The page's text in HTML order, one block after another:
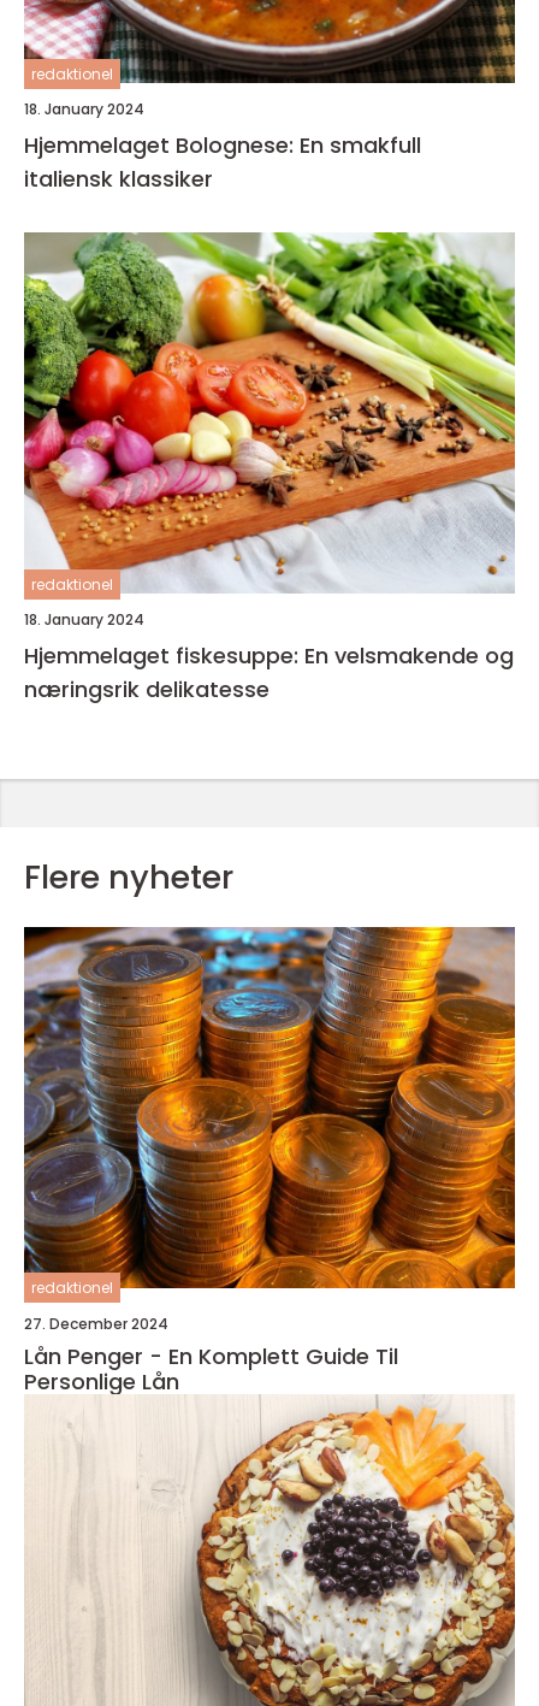
redaktionel
18. January 2024
Hjemmelaget Bolognese: En smakfull
italiensk klassiker
redaktionel
18. January 2024
Hjemmelaget fiskesuppe: En velsmakende og
næringsrik delikatesse
Flere nyheter
redaktionel
27. December 2024
Lån Penger - En Komplett Guide Til
Personlige Lån